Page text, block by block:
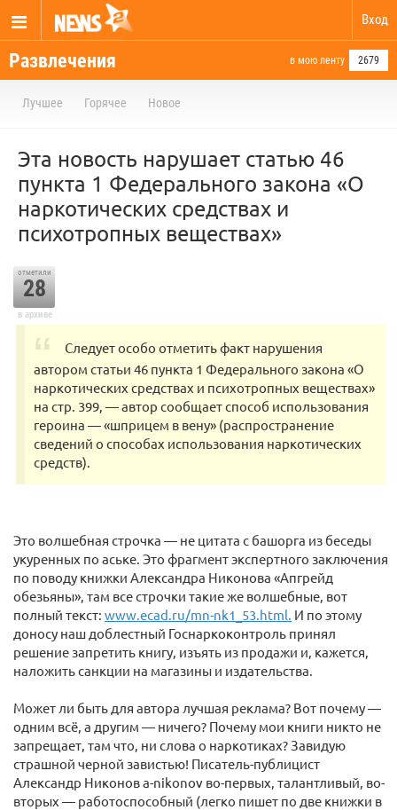
Вход
Развлечения в мою ленту 2679
Лучшее Горячее Новое
Эта новость нарушает статью 46
пункта 1 Федерального закона «О
наркотических средствах и
психотропных веществах»
отметили
28
в архиве
Следует особо отметить факт нарушения
автором статьи 46 пункта 1 Федерального закона «О
наркотических средствах и психотропных веществах»
на стр. 399, — автор сообщает способ использования
героина — «шприцем в вену» (распространение
сведений о способах использования наркотических
средств).
Это волшебная строчка — не цитата с башорга из беседы
укуренных по аське. Это фрагмент экспертного заключения
по поводу книжки Александра Никонова «Апгрейд
обезьяны», там все строчки такие же волшебные, вот
полный текст: www.ecad.ru/mn-nk1_53.html. И по этому
доносу наш доблестный Госнаркоконтроль принял
решение запретить книгу, изъять из продажи и, кажется,
наложить санкции на магазины и издательства.
Может ли быть для автора лучшая реклама? Вот почему —
одним всё, а другим — ничего? Почему мои книги никто не
запрещает, там что, ни слова о наркотиках? Завидую
страшной черной завистью! Писатель-публицист
Александр Никонов a-nikonov во-первых, талантливый, во-
вторых — работоспособный (легко пишет по две книжки в